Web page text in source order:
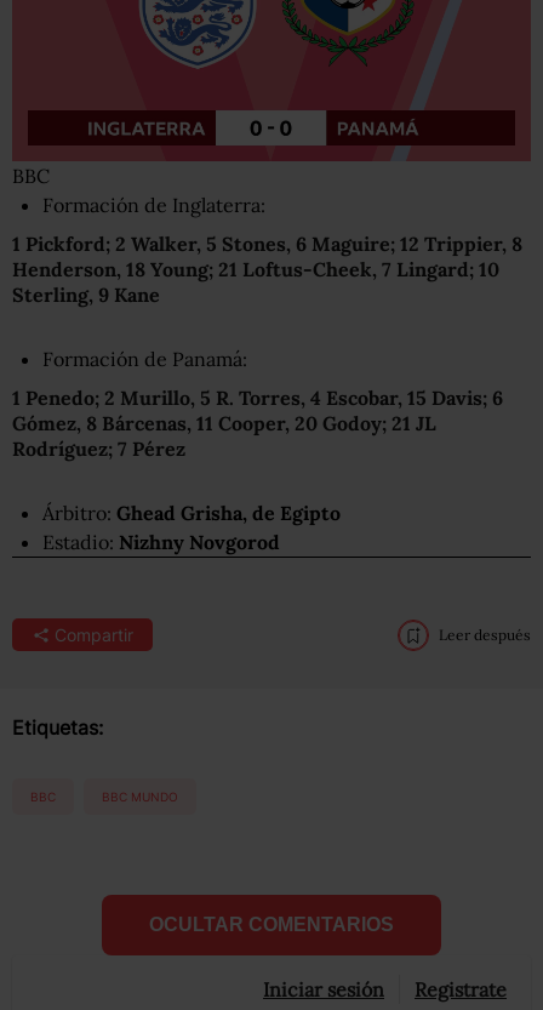
BBC
Formación de Inglaterra:
1 Pickford; 2 Walker, 5 Stones, 6 Maguire; 12 Trippier, 8
Henderson, 18 Young; 21 Loftus-Cheek, 7 Lingard; 10
Sterling, 9 Kane
Formación de Panamá:
1 Penedo; 2 Murillo, 5 R. Torres, 4 Escobar, 15 Davis; 6
Gómez, 8 Bárcenas, 11 Cooper, 20 Godoy; 21 JL
Rodríguez; 7 Pérez
Árbitro: Ghead Grisha, de Egipto
Estadio: Nizhny Novgorod
Compartir Leer después
Etiquetas:
BBC BBC MUNDO
OCULTAR COMENTARIOS
Iniciar sesión Registrate